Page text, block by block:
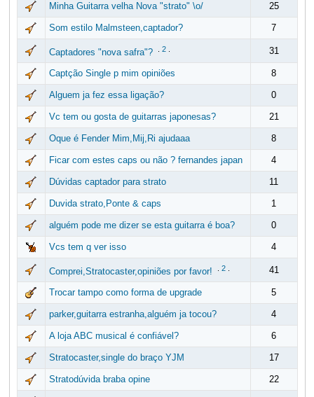
Minha Guitarra velha Nova "strato" \o/ 25
Som estilo Malmsteen,captador? 7
Captadores "nova safra"? 2. 31
Captção Single p mim opiniões 8
Alguem ja fez essa ligação? 0
Vc tem ou gosta de guitarras japonesas? 21
Oque é Fender Mim,Mij,Ri ajudaaa 8
Ficar com estes caps ou não ? fernandes japan 4
Dúvidas captador para strato 11
Duvida strato,Ponte & caps 1
alguém pode me dizer se esta guitarra é boa? 0
Vcs tem q ver isso 4
Comprei,Stratocaster,opiniões por favor! 2. 41
Trocar tampo como forma de upgrade 5
parker,guitarra estranha,alguém ja tocou? 4
A loja ABC musical é confiável? 6
Stratocaster,single do braço YJM 17
Stratodúvida braba opine 22